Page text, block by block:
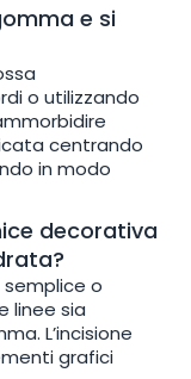
e si
o utilizzando
centrando
in modo
decorativa
semplice o
linee sia
L’incisione
grafici